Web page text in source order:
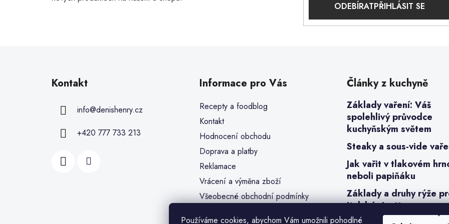
Používáme cookies, abychom Vám umožnili pohodlné
PŘIHLÁSIT SE
Kontakt
info@denishenry.cz
+420 777 733 213
Informace pro Vás
Recepty a foodblog
Kontakt
Hodnocení obchodu
Doprava a platby
Reklamace
Vrácení a výměna zboží
Všeobecné obchodní podmínky
Články z kuchyně
Základy vaření: Váš
spolehlivý průvodce
kuchyňským světem
Steaky a sous-vide
Jak vařit v tlakovém
neboli papiňáku
Základy a druhy rýže
italské risotto